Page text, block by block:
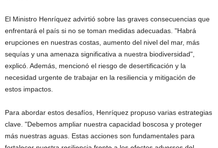
El Ministro Henríquez advirtió sobre las graves consecuencias que
enfrentará el país si no se toman medidas adecuadas. "Habrá
erupciones en nuestras costas, aumento del nivel del mar, más
sequías y una amenaza significativa a nuestra biodiversidad",
explicó. Además, mencionó el riesgo de desertificación y la
necesidad urgente de trabajar en la resiliencia y mitigación de
estos impactos.
Para abordar estos desafíos, Henríquez propuso varias estrategias
clave. "Debemos ampliar nuestra capacidad boscosa y proteger
más nuestras aguas. Estas acciones son fundamentales para